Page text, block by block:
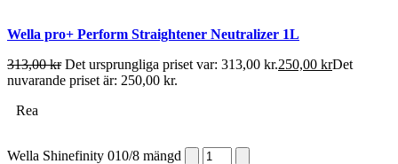
Wella pro+ Perform Straightener Neutralizer 1L
313,00kr Det ursprungliga priset var: 313,00 kr.250,00 krDet
nuvarande priset är: 250,00 kr.
Rea
Wella Shinefinity 010/8 mängd